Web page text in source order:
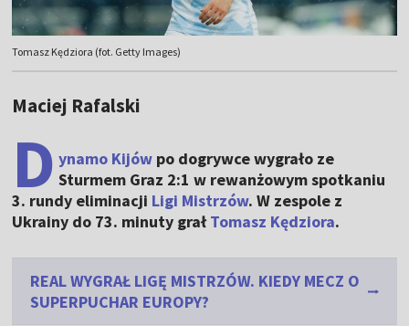
Tomasz Kędziora (fot. Getty Images)
Maciej Rafalski
D ynamo Kijów po dogrywce wygrało ze
Sturmem Graz 2:1 w rewanżowym spotkaniu
3. rundy eliminacji Ligi Mistrzów. W zespole z
Ukrainy do 73. minuty grałTomasz Kędziora.
REAL WYGRAŁ LIGĘ MISTRZÓW. KIEDY MECZ O
SUPERPUCHAR EUROPY?